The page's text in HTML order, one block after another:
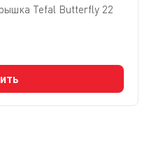
Tefal Butterfly 22